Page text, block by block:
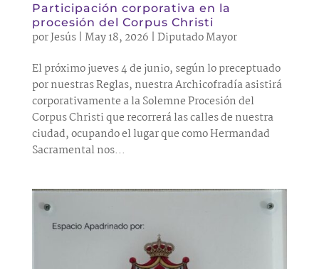
Participación corporativa en la
procesión del Corpus Christi
porJesús| May 18, 2026 | Diputado Mayor
El próximo jueves 4 de junio, según lo preceptuado
por nuestras Reglas, nuestra Archicofradía asistirá
corporativamente a la Solemne Procesión del
Corpus Christi que recorrerá las calles de nuestra
ciudad, ocupando el lugar que como Hermandad
Sacramental nos...